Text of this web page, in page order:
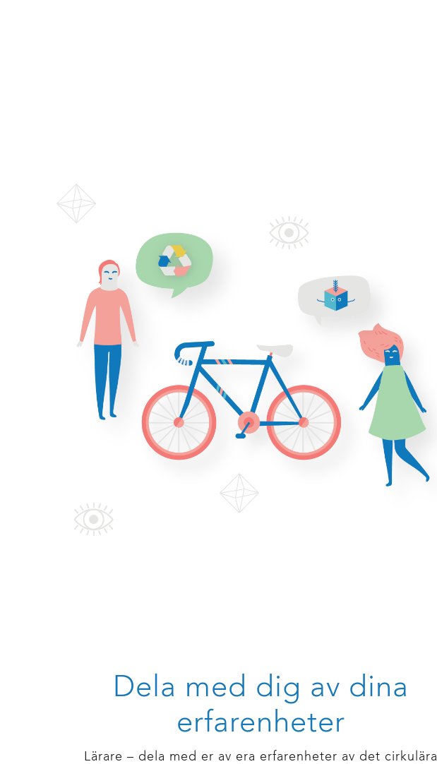
Dela med dig av dina
erfarenheter
Lärare – dela med er av era erfarenheter av det cirkulära